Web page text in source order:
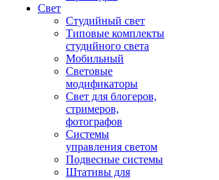
Свет
Студийный свет
Типовые комплекты
студийного света
Мобильный
Световые
модификаторы
Свет для блогеров,
стримеров,
фотографов
Системы
управления светом
Подвесные системы
Штативы для